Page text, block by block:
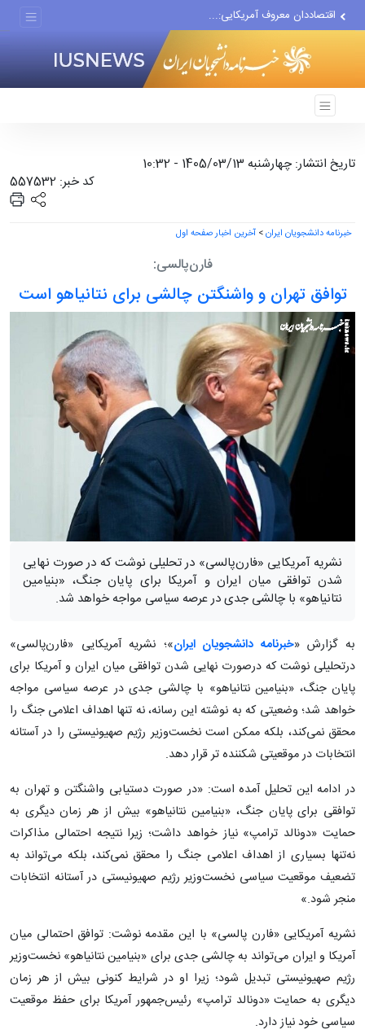
اقتصاددان معروف آمریکایی:...
انتشار اخبار جعلی توسط...
هفته جاری فقط ۶ نفتکش از...
تاریخ انتشار: چهارشنبه 1405/03/13 - 10:32
کد خبر: 557532
خبرنامه دانشجویان ایران> آخرین اخبار صفحه اول
فارن‌پالسی:
توافق تهران و واشنگتن چالشی برای نتانیاهو است
نشریه آمریکایی «فارن‌پالسی» در تحلیلی نوشت که در صورت نهایی
شدن توافقی میان ایران و آمریکا برای پایان جنگ، «بنیامین
نتانیاهو» با چالشی جدی در عرصه سیاسی مواجه خواهد شد.
به گزارش «خبرنامه دانشجویان ایران»؛ نشریه آمریکایی «فارن‌پالسی»
درتحلیلی نوشت که درصورت نهایی شدن توافقی میان ایران و آمریکا برای
پایان جنگ، «بنیامین نتانیاهو» با چالشی جدی در عرصه سیاسی مواجه
خواهد شد؛ وضعیتی که به نوشته این رسانه، نه‌ تنها اهداف اعلامی جنگ را
محقق نمی‌کند، بلکه ممکن است نخست‌وزیر رژیم صهیونیستی را در آستانه
انتخابات در موقعیتی شکننده‌ تر قرار دهد.
در ادامه این تحلیل آمده است: «در صورت دستیابی واشنگتن و تهران به
توافقی برای پایان جنگ، «بنیامین نتانیاهو» بیش از هر زمان دیگری به
حمایت «دونالد ترامپ» نیاز خواهد داشت؛ زیرا نتیجه احتمالی مذاکرات
نه‌تنها بسیاری از اهداف اعلامی جنگ را محقق نمی‌کند، بلکه می‌تواند به
تضعیف موقعیت سیاسی نخست‌وزیر رژیم صهیونیستی در آستانه انتخابات
منجر شود.»
نشریه آمریکایی «فارن پالسی» با این مقدمه نوشت: توافق احتمالی میان
آمریکا و ایران می‌تواند به چالشی جدی برای «بنیامین نتانیاهو» نخست‌وزیر
رژیم صهیونیستی تبدیل شود؛ زیرا او در شرایط کنونی بیش از هر زمان
دیگری به حمایت «دونالد ترامپ» رئیس‌جمهور آمریکا برای حفظ موقعیت
سیاسی خود نیاز دارد.